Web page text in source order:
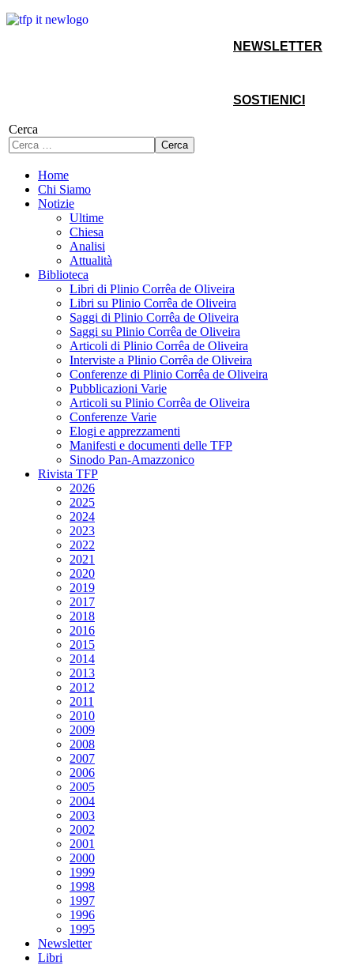
NEWSLETTER
SOSTIENICI
Cerca
Cerca
Home
Chi Siamo
Notizie
Ultime
Chiesa
Analisi
Attualità
Biblioteca
Libri di Plinio Corrêa de Oliveira
Libri su Plinio Corrêa de Oliveira
Saggi di Plinio Corrêa de Oliveira
Saggi su Plinio Corrêa de Oliveira
Articoli di Plinio Corrêa de Oliveira
Interviste a Plinio Corrêa de Oliveira
Conferenze di Plinio Corrêa de Oliveira
Pubblicazioni Varie
Articoli su Plinio Corrêa de Oliveira
Conferenze Varie
Elogi e apprezzamenti
Manifesti e documenti delle TFP
Sinodo Pan-Amazzonico
Rivista TFP
2026
2025
2024
2023
2022
2021
2020
2019
2017
2018
2016
2015
2014
2013
2012
2011
2010
2009
2008
2007
2006
2005
2004
2003
2002
2001
2000
1999
1998
1997
1996
1995
Newsletter
Libri